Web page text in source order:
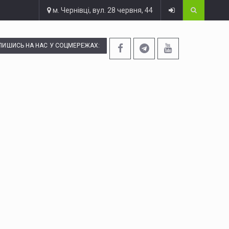
м. Чернівці, вул. 28 червня, 44
НА НАС У СОЦМЕРЕЖАХ: